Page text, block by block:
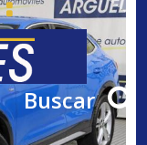
Buscar